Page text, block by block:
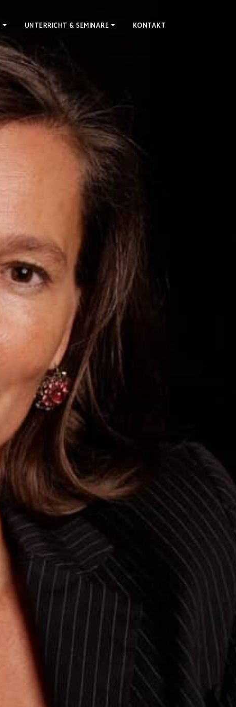
UNTERRICHT & SEMINARE KONTAKT